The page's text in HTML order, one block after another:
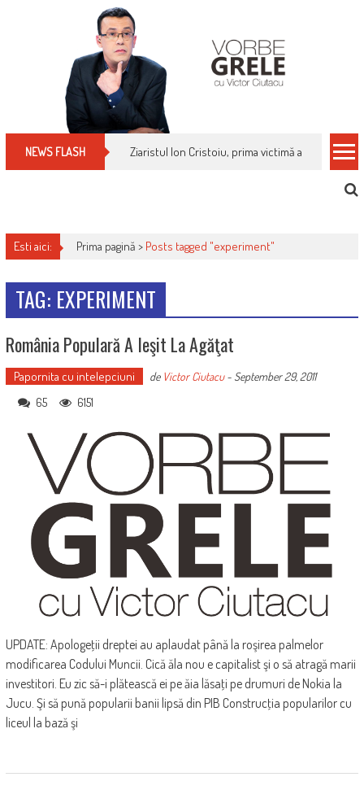
NEWS FLASH Ziaristul Ion Cristoiu, prima victimă a noi
Esti aici: Prima pagină > Posts tagged "experiment"
TAG: EXPERIMENT
România Populară A Ieşit La Agăţat
Papornita cu intelepciuni de Victor Ciutacu- September 29, 2011
65 6151
UPDATE: Apologeţii dreptei au aplaudat până la roşirea palmelor
modificarea Codului Muncii. Cică ăla nou e capitalist şi o să atragă marii
investitori. Eu zic să-i plătească ei pe ăia lăsaţi pe drumuri de Nokia la
Jucu. Şi să pună popularii banii lipsă din PIB Construcţia popularilor cu
liceul la bază şi